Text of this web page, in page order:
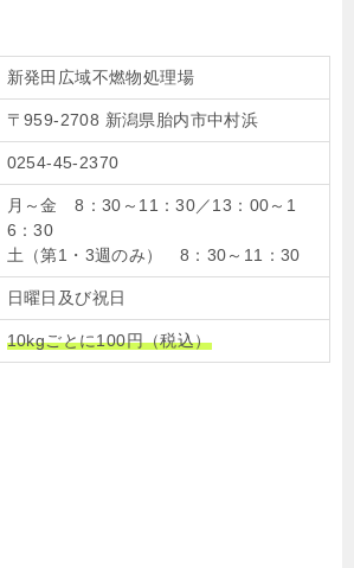
新発田広域不燃物処理場
〒959-2708 新潟県胎内市中村浜
0254-45-2370
月～金 8：30～11：30／13：00～1
6：30
土（第1・3週のみ） 8：30～11：30
日曜日及び祝日
10kgごとに100円（税込）